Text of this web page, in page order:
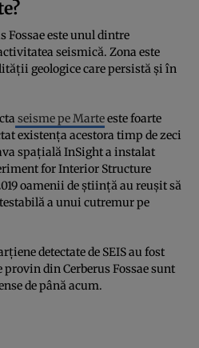
Fossae este unul dintre
seismică. Zona este
geologice care persistă și în
seisme pe Marteeste foarte
existența acestora timp de zeci
spațială InSight a instalat
for Interior Structure
oamenii de știință au reușit să
a unui cutremur pe
detectate de SEIS au fost
provin din Cerberus Fossae sunt
de până acum.